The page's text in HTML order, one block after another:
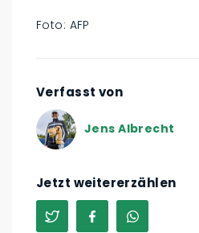
Foto: AFP
Verfasst von
Jens Albrecht
Jetzt weitererzählen